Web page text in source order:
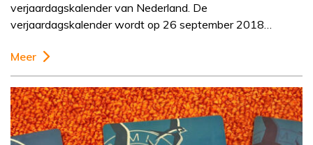
verjaardagskalender van Nederland. De
verjaardagskalender wordt op 26 september 2018…
Meer